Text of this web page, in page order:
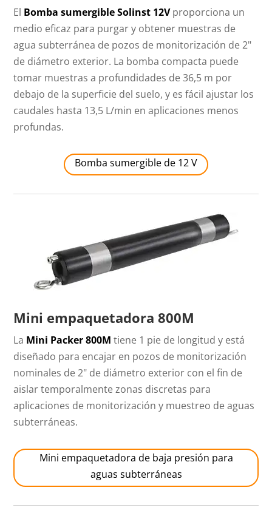
El Bomba sumergible Solinst 12Vproporciona un
medio eficaz para purgar y obtener muestras de
agua subterránea de pozos de monitorización de 2"
de diámetro exterior. La bomba compacta puede
tomar muestras a profundidades de 36,5 m por
debajo de la superficie del suelo, y es fácil ajustar los
caudales hasta 13,5 L/min en aplicaciones menos
profundas.
Bomba sumergible de 12 V
Mini empaquetadora 800M
La Mini Packer 800M tiene 1 pie de longitud y está
diseñado para encajar en pozos de monitorización
nominales de 2" de diámetro exterior con el fin de
aislar temporalmente zonas discretas para
aplicaciones de monitorización y muestreo de aguas
subterráneas.
Mini empaquetadora de baja presión para
aguas subterráneas